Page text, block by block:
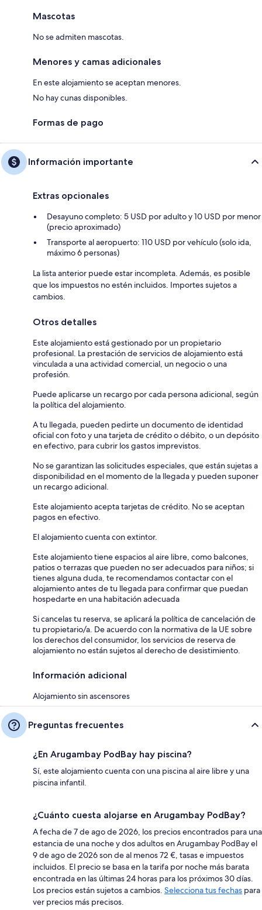
Mascotas
No se admiten mascotas.
Menores y camas adicionales
En este alojamiento se aceptan menores.
No hay cunas disponibles.
Formas de pago
Información importante
Extras opcionales
Desayuno completo: 5 USD por adulto y 10 USD por menor
(precio aproximado)
Transporte al aeropuerto: 110 USD por vehículo (solo ida,
máximo 6 personas)
La lista anterior puede estar incompleta. Además, es posible
que los impuestos no estén incluidos. Importes sujetos a
cambios.
Otros detalles
Este alojamiento está gestionado por un propietario
profesional. La prestación de servicios de alojamiento está
vinculada a una actividad comercial, un negocio o una
profesión.
Puede aplicarse un recargo por cada persona adicional, según
la política del alojamiento.
A tu llegada, pueden pedirte un documento de identidad
oficial con foto y una tarjeta de crédito o débito, o un depósito
en efectivo, para cubrir los gastos imprevistos.
No se garantizan las solicitudes especiales, que están sujetas a
disponibilidad en el momento de la llegada y pueden suponer
un recargo adicional.
Este alojamiento acepta tarjetas de crédito. No se aceptan
pagos en efectivo.
El alojamiento cuenta con extintor.
Este alojamiento tiene espacios al aire libre, como balcones,
patios o terrazas que pueden no ser adecuados para niños; si
tienes alguna duda, te recomendamos contactar con el
alojamiento antes de tu llegada para confirmar que puedan
hospedarte en una habitación adecuada
Si cancelas tu reserva, se aplicará la política de cancelación de
tu propietario/a. De acuerdo con la normativa de la UE sobre
los derechos del consumidor, los servicios de reserva de
alojamiento no están sujetos al derecho de desistimiento.
Información adicional
Alojamiento sin ascensores
Preguntas frecuentes
¿En Arugambay PodBay hay piscina?
Sí, este alojamiento cuenta con una piscina al aire libre y una
piscina infantil.
¿Cuánto cuesta alojarse en Arugambay PodBay?
A fecha de 7 de ago de 2026, los precios encontrados para una
estancia de una noche y dos adultos en Arugambay PodBay el
9 de ago de 2026 son de al menos 72 €, tasas e impuestos
incluidos. El precio se basa en la tarifa por noche más barata
encontrada en las últimas 24 horas para los próximos 30 días.
Los precios están sujetos a cambios. Selecciona tus fechas para
ver precios más precisos.